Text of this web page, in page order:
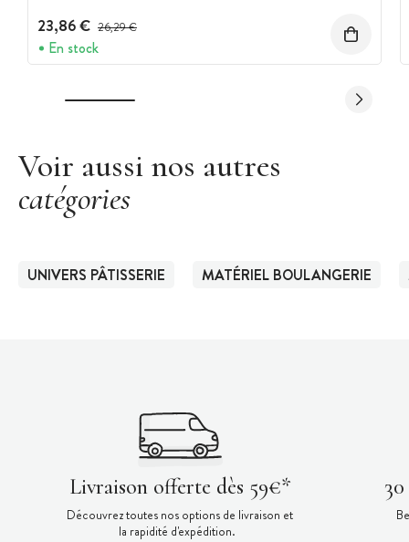
23,86 € Prix avant réduction :
26,29 €
En stock
Voir aussi nos autres
catégories
UNIVERS PÂTISSERIE MATÉRIEL BOULANGERIE
Livraison offerte dès 59€*
Découvrez toutes nos options de livraison et
la rapidité d'expédition.